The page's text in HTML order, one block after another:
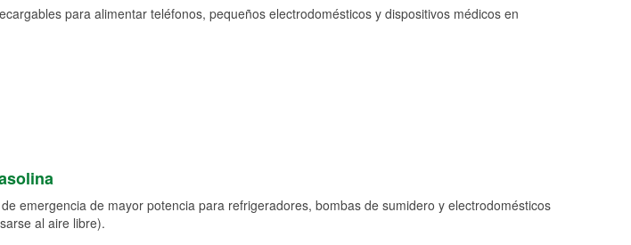
para alimentar teléfonos, pequeños electrodomésticos y dispositivos médicos en
emergencia de mayor potencia para refrigeradores, bombas de sumidero y electrodomésticos
al aire libre).